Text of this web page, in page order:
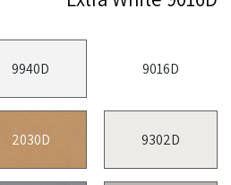
9016D
9940D
9302D
2030D